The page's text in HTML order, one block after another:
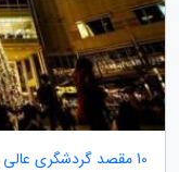
10 مقصد گردشگری عالی در فصل تعطیلات آسیا